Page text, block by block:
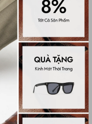
Hướng dẫn chọn size: